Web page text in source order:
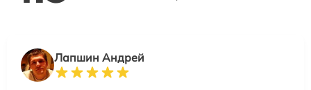
Лапшин Андрей